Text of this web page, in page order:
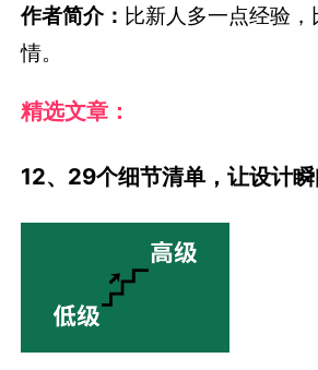
作者简介： 比新人多一点经验
情。
精选文章：
12、29个细节清单，让设计